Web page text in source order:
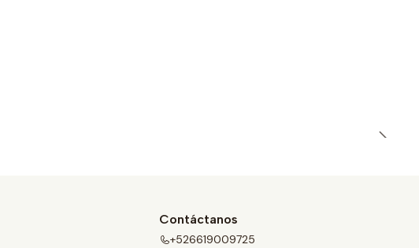
Contáctanos
+526619009725